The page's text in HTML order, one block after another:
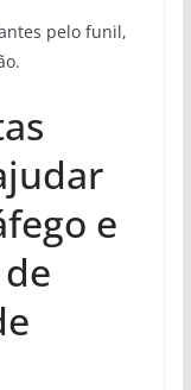
pelo funil,
e